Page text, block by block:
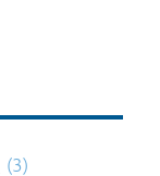
(3)